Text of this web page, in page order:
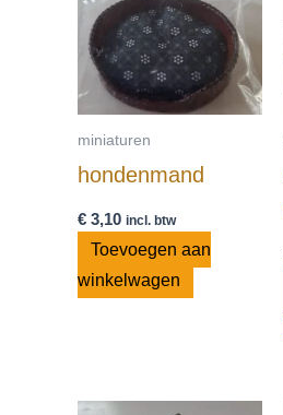
miniaturen
hondenmand
€ 3,10 incl. btw
Toevoegen aan
winkelwagen